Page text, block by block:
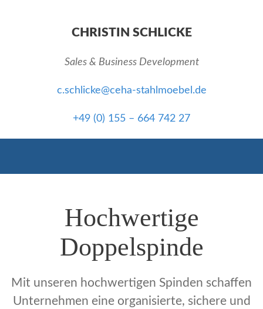
CHRISTIN SCHLICKE
Sales & Business Development
c.schlicke@ceha-stahlmoebel.de
+49 (0) 155 – 664 742 27
Hochwertige
Doppelspinde
Mit unseren hochwertigen Spinden schaffen
Unternehmen eine organisierte, sichere und